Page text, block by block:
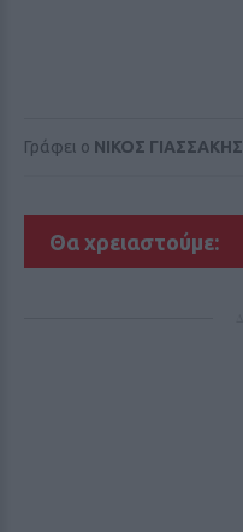
Γράφει ο ΝΙΚΟΣ ΓΙΑΣΣΑΚΗΣ
Θα χρειαστούμε: